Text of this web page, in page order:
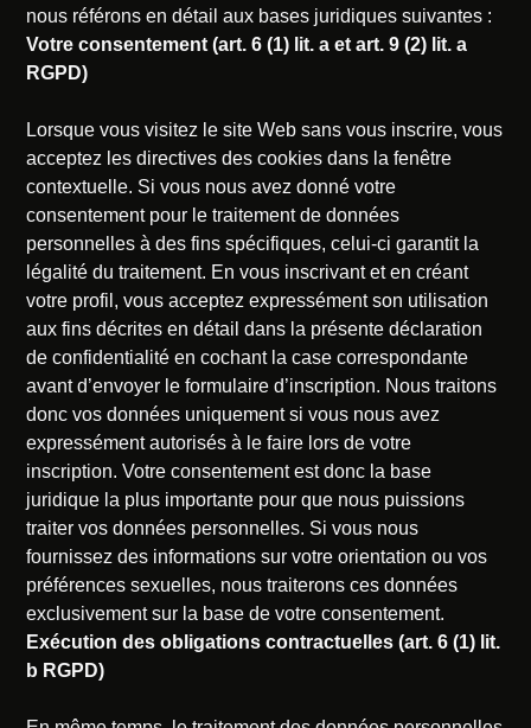
nous référons en détail aux bases juridiques suivantes :
Votre consentement (art. 6 (1) lit. a et art. 9 (2) lit. a
RGPD)
Lorsque vous visitez le site Web sans vous inscrire, vous
acceptez les directives des cookies dans la fenêtre
contextuelle. Si vous nous avez donné votre
consentement pour le traitement de données
personnelles à des fins spécifiques, celui-ci garantit la
légalité du traitement. En vous inscrivant et en créant
votre profil, vous acceptez expressément son utilisation
aux fins décrites en détail dans la présente déclaration
de confidentialité en cochant la case correspondante
avant d’envoyer le formulaire d’inscription. Nous traitons
donc vos données uniquement si vous nous avez
expressément autorisés à le faire lors de votre
inscription. Votre consentement est donc la base
juridique la plus importante pour que nous puissions
traiter vos données personnelles. Si vous nous
fournissez des informations sur votre orientation ou vos
préférences sexuelles, nous traiterons ces données
exclusivement sur la base de votre consentement.
Exécution des obligations contractuelles (art. 6 (1) lit.
b RGPD)